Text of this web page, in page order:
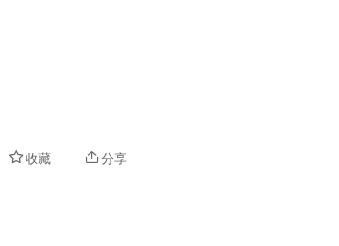
收藏 分享